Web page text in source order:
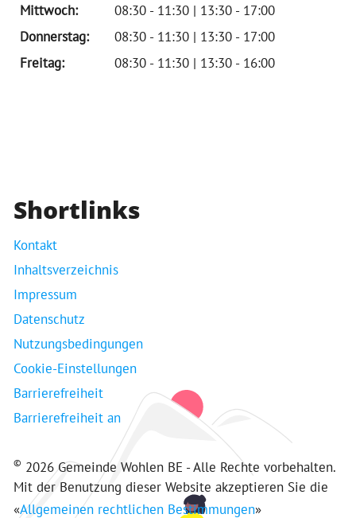
Mittwoch:
08:30 - 11:30 | 13:30 - 17:00
Donnerstag:
08:30 - 11:30 | 13:30 - 17:00
Freitag:
08:30 - 11:30 | 13:30 - 16:00
Shortlinks
Kontakt
Inhaltsverzeichnis
Impressum
Datenschutz
Nutzungsbedingungen
Cookie-Einstellungen
Barrierefreiheit
Barrierefreiheit an
© 2026 Gemeinde Wohlen BE - Alle Rechte vorbehalten.
Mit der Benutzung dieser Website akzeptieren Sie die
«Allgemeinen rechtlichen Bestimmungen»